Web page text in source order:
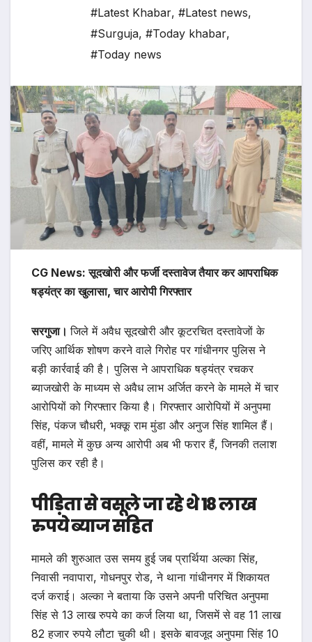
#Latest Khabar, #Latest news,
#Surguja, #Today khabar,
#Today news
CG News: सूदखोरी और फर्जी दस्तावेज तैयार कर आपराधिक
षड्यंत्र का खुलासा, चार आरोपी गिरफ्तार
सरगुजा।जिले में अवैध सूदखोरी और कूटरचित दस्तावेजों के
जरिए आर्थिक शोषण करने वाले गिरोह पर गांधीनगर पुलिस ने
बड़ी कार्रवाई की है। पुलिस ने आपराधिक षड्यंत्र रचकर
ब्याजखोरी के माध्यम से अवैध लाभ अर्जित करने के मामले में चार
आरोपियों को गिरफ्तार किया है। गिरफ्तार आरोपियों में अनुपमा
सिंह, पंकज चौधरी, भक्कू राम मुंडा और अनुज सिंह शामिल हैं।
वहीं, मामले में कुछ अन्य आरोपी अब भी फरार हैं, जिनकी तलाश
पुलिस कर रही है।
पीड़िता से वसूले जा रहे थे 18 लाख
रुपये ब्याज सहित
मामले की शुरुआत उस समय हुई जब प्रार्थिया अल्का सिंह,
निवासी नवापारा, गोधनपुर रोड, ने थाना गांधीनगर में शिकायत
दर्ज कराई। अल्का ने बताया कि उसने अपनी परिचित अनुपमा
सिंह से 13 लाख रुपये का कर्ज लिया था, जिसमें से वह 11 लाख
82 हजार रुपये लौटा चुकी थी। इसके बावजूद अनुपमा सिंह 10